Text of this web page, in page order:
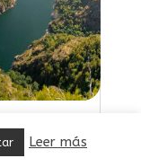
la
casera
Leer más